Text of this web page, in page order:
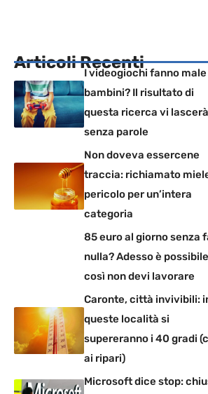
Articoli Recenti
I videogiochi fanno male
bambini? Il risultato di
questa ricerca vi lascerà
senza parole
Non doveva essercene
traccia: richiamato
pericolo per un’intera
categoria
85 euro al giorno senza
nulla? Adesso è
così non devi lavorare
Caronte, città invivibili:
queste località si
supereranno i 40 gradi
ai ripari)
Microsoft dice stop: